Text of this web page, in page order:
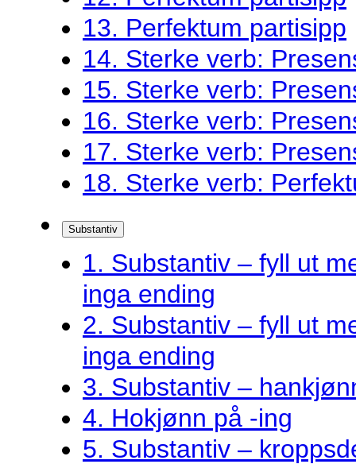
13. Perfektum partisipp
14. Sterke verb:
15. Sterke verb:
16. Sterke verb:
17. Sterke verb:
18. Sterke verb:
Substantiv
1. Substantiv – fyll ut
inga ending
2. Substantiv – fyll ut
inga ending
3. Substantiv –
4. Hokjønn på -ing
5. Substantiv –